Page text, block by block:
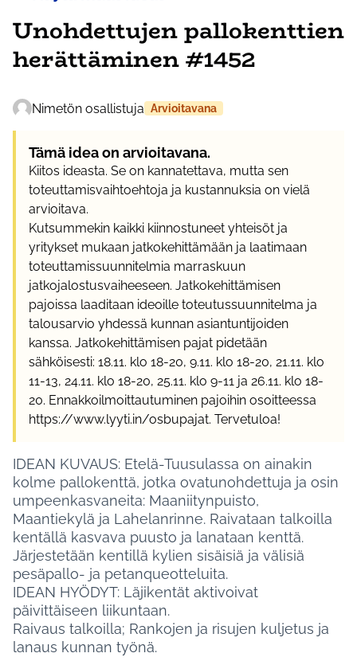
Unohdettujen pallokenttien
herättäminen #1452
Nimetön osallistuja Arvioitavana
Tämä idea on arvioitavana.
Kiitos ideasta. Se on kannatettava, mutta sen
toteuttamisvaihtoehtoja ja kustannuksia on vielä
arvioitava.
Kutsummekin kaikki kiinnostuneet yhteisöt ja
yritykset mukaan jatkokehittämään ja laatimaan
toteuttamissuunnitelmia marraskuun
jatkojalostusvaiheeseen. Jatkokehittämisen
pajoissa laaditaan ideoille toteutussuunnitelma ja
talousarvio yhdessä kunnan asiantuntijoiden
kanssa. Jatkokehittämisen pajat pidetään
sähköisesti: 18.11. klo 18-20, 9.11. klo 18-20, 21.11. klo
11-13, 24.11. klo 18-20, 25.11. klo 9-11 ja 26.11. klo 18-
20. Ennakkoilmoittautuminen pajoihin osoitteessa
https://www.lyyti.in/osbupajat. Tervetuloa!
IDEAN KUVAUS: Etelä-Tuusulassa on ainakin
kolme pallokenttä, jotka ovatunohdettuja ja osin
umpeenkasvaneita: Maaniitynpuisto,
Maantiekylä ja Lahelanrinne. Raivataan talkoilla
kentällä kasvava puusto ja lanataan kenttä.
Järjestetään kentillä kylien sisäisiä ja välisiä
pesäpallo- ja petanqueotteluita.
IDEAN HYÖDYT: Läjikentät aktivoivat
päivittäiseen liikuntaan.
Raivaus talkoilla; Rankojen ja risujen kuljetus ja
lanaus kunnan työnä.